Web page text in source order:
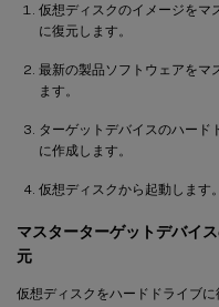
仮想ディスクのイメージをマ
に復元します。
最新の製品ソフトウェアをマ
ます。
ターゲットデバイスのハード
に作成します。
仮想ディスクから起動します。
マスターターゲットデバイ
元
仮想ディスクをハードドライブ